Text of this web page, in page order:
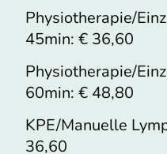
Physiotherapie/
45min: € 36,60
Physiotherapie/
60min: € 48,80
KPE/Manuelle
36,60